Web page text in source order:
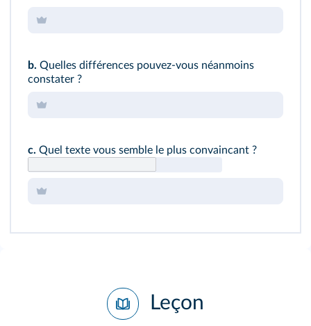
b. Quelles différences pouvez‑vous néanmoins
constater ?
c. Quel texte vous semble le plus convaincant ?
Leçon